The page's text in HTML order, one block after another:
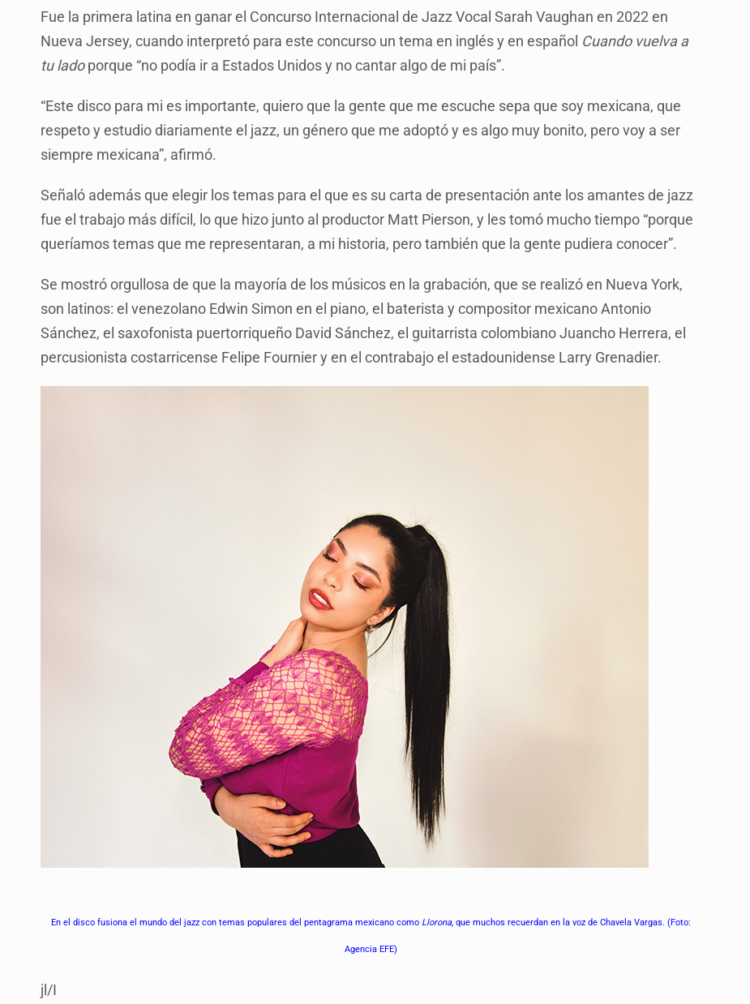
Fue la primera latina en ganar el Concurso Internacional de Jazz Vocal Sarah Vaughan en 2022 en
Nueva Jersey, cuando interpretó para este concurso un tema en inglés y en español Cuando vuelva a
tu ladoporque “no podía ir a Estados Unidos y no cantar algo de mi país”.
“Este disco para mi es importante, quiero que la gente que me escuche sepa que soy mexicana, que
respeto y estudio diariamente el jazz, un género que me adoptó y es algo muy bonito, pero voy a ser
siempre mexicana”, afirmó.
Señaló además que elegir los temas para el que es su carta de presentación ante los amantes de jazz
fue el trabajo más difícil, lo que hizo junto al productor Matt Pierson, y les tomó mucho tiempo “porque
queríamos temas que me representaran, a mi historia, pero también que la gente pudiera conocer”.
Se mostró orgullosa de que la mayoría de los músicos en la grabación, que se realizó en Nueva York,
son latinos: el venezolano Edwin Simon en el piano, el baterista y compositor mexicano Antonio
Sánchez, el saxofonista puertorriqueño David Sánchez, el guitarrista colombiano Juancho Herrera, el
percusionista costarricense Felipe Fournier y en el contrabajo el estadounidense Larry Grenadier.
En el disco fusiona el mundo del jazz con temas populares del pentagrama mexicano como Llorona, que muchos recuerdan en la voz de Chavela Vargas. (Foto:
Agencia EFE)
jl/I